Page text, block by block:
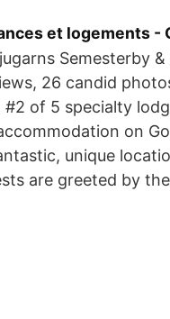
et logements -
Semesterby
26 candid
#2 of 5 specialty
on
unique
are greeted by